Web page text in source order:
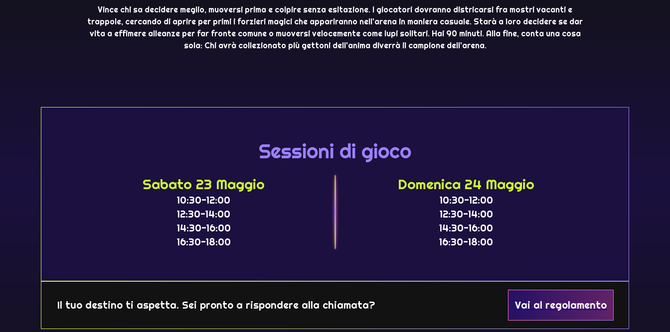
Vince chi sa decidere meglio, muoversi prima e colpire senza esitazione. I giocatori dovranno districarsi fra mostri vacanti e
trappole, cercando di aprire per primi i forzieri magici che appariranno nell'arena in maniera casuale. Starà a loro decidere se dar
vita a effimere alleanze per far fronte comune o muoversi velocemente come lupi solitari. Hai 90 minuti. Alla fine, conta una cosa
sola: Chi avrà collezionato più gettoni dell'anima diverrà il campione dell'arena.
Sessioni di gioco
Sabato 23 Maggio
10:30-12:00
12:30-14:00
14:30-16:00
16:30-18:00
Domenica 24 Maggio
10:30-12:00
12:30-14:00
14:30-16:00
16:30-18:00
Il tuo destino ti aspetta. Sei pronto a rispondere alla chiamata? Vai al regolamento